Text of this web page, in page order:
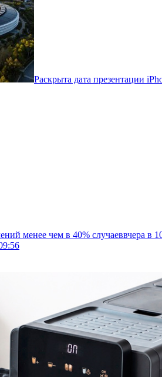
Раскрыта дата презентации
менее чем в 40% случаеввчера в